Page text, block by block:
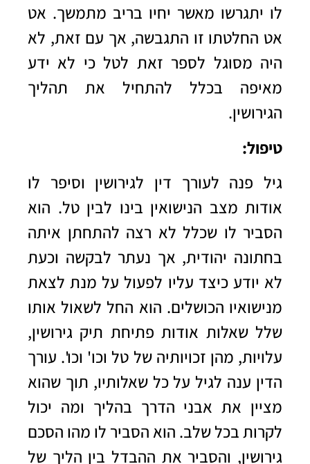
לו יתגרשו מאשר יחיו בריב מתמשך. אט
אט החלטתו זו התגבשה, אך עם זאת, לא
היה מסוגל לספר זאת לטל כי לא ידע
מאיפה בכלל להתחיל את תהליך
הגירושין.
טיפול:
גיל פנה לעורך דין לגירושין וסיפר לו
אודות מצב הנישואין בינו לבין טל. הוא
הסביר לו שכלל לא רצה להתחתן איתה
בחתונה יהודית, אך נעתר לבקשה וכעת
לא יודע כיצד עליו לפעול על מנת לצאת
מנישואיו הכושלים. הוא החל לשאול אותו
שלל שאלות אודות פתיחת תיק גירושין,
עלויות, מהן זכויותיה של טל וכו' וכו'. עורך
הדין ענה לגיל על כל שאלותיו, תוך שהוא
מציין את אבני הדרך בהליך ומה יכול
לקרות בכל שלב. הוא הסביר לו מהו הסכם
גירושין, והסביר את ההבדל בין הליך של